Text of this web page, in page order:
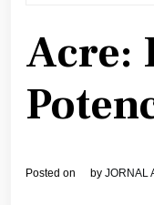
Acre:
Posted on by JORNAL